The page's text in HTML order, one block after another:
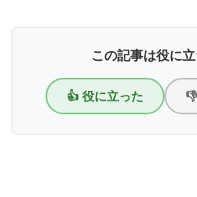
この記事は役に
👍 役に立った